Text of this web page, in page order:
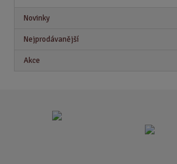
n
Novinky
Nejprodávanější
Akce